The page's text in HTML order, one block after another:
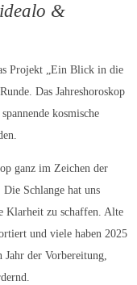
&
Projekt „Ein Blick in die
Das Jahreshoroskop
kosmische
ganz im Zeichen der
Schlange hat uns
Klarheit zu schaffen. Alte
und viele haben 2025
der Vorbereitung,